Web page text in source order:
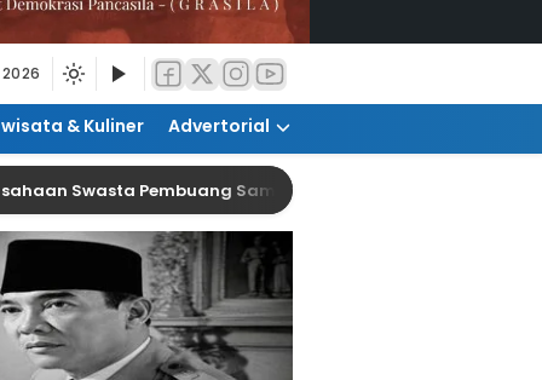
& Kuliner Advertorial
Pembuang Sampah Ilegal